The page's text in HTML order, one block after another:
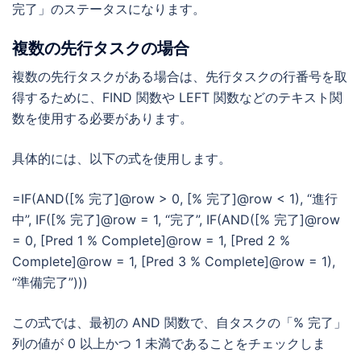
完了」のステータスになります。
複数の先行タスクの場合
複数の先行タスクがある場合は、先行タスクの行番号を取
得するために、FIND 関数や LEFT 関数などのテキスト関
数を使用する必要があります。
具体的には、以下の式を使用します。
=IF(AND([% 完了]@row > 0, [% 完了]@row < 1), “進行
中”, IF([% 完了]@row = 1, “完了”, IF(AND([% 完了]@row
= 0, [Pred 1 % Complete]@row = 1, [Pred 2 %
Complete]@row = 1, [Pred 3 % Complete]@row = 1),
“準備完了”)))
この式では、最初の AND 関数で、自タスクの「% 完了」
列の値が 0 以上かつ 1 未満であることをチェックしま